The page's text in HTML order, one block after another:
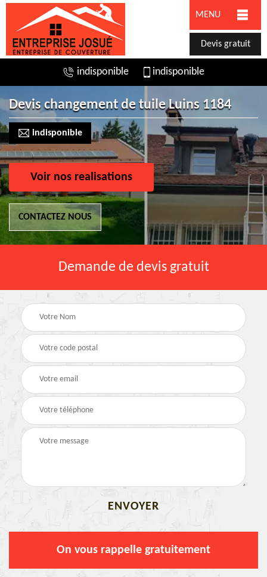
MENU
Devis gratuit
indisponible indisponible
Devis changement de tuile Luins 1184
indisponible
Voir nos realisations
CONTACTEZ NOUS
Demande de devis gratuit
On vous rappelle gratuitement